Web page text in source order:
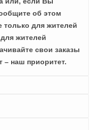
об этом
только для жителей
жителей
свои заказы
– наш приоритет.